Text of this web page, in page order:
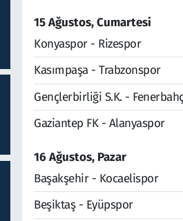
15 Ağustos, Cumartesi
Konyaspor - Rizespor
Kasımpaşa - Trabzonspor
Gençlerbirliği S.K. -
Gaziantep FK - Alanyaspor
16 Ağustos, Pazar
Başakşehir - Kocaelispor
Beşiktaş - Eyüpspor